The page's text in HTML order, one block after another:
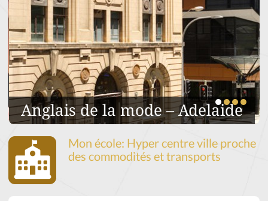
la mode – Adelaide Anglais de
Mon école: Hyper centre ville proche
des commodités et transports